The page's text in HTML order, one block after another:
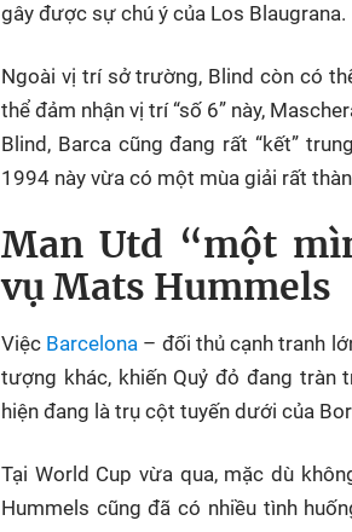
gây được sự chú ý của Los Blaugrana.
Ngoài vị trí sở trường, Blind còn có
thể đảm nhận vị trí “số 6” này,
Blind, Barca cũng đang rất “kết”
1994 này vừa có một mùa giải rất
Man Utd “một
vụ Mats Hummels
Việc Barcelona – đối thủ cạnh tranh
tượng khác, khiến Quỷ đỏ đang
hiện đang là trụ cột tuyến dưới của
Tại World Cup vừa qua, mặc dù
Hummels cũng đã có nhiều tình